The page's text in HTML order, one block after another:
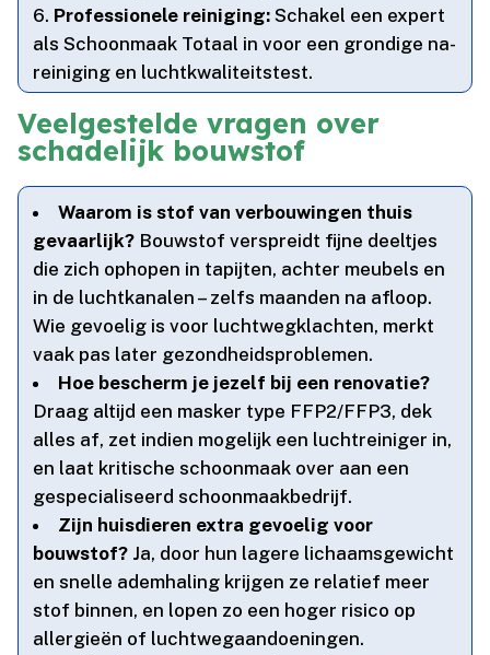
Professionele reiniging: Schakel een expert
als Schoonmaak Totaal in voor een grondige na-
reiniging en luchtkwaliteitstest.​
Veelgestelde vragen over
schadelijk bouwstof
Waarom is stof van verbouwingen thuis
gevaarlijk? Bouwstof verspreidt fijne deeltjes
die zich ophopen in tapijten, achter meubels en
in de luchtkanalen – zelfs maanden na afloop.​
Wie gevoelig is voor luchtwegklachten, merkt
vaak pas later gezondheidsproblemen.​
Hoe bescherm je jezelf bij een renovatie?
Draag altijd een masker type FFP2/FFP3, dek
alles af, zet indien mogelijk een luchtreiniger in,
en laat kritische schoonmaak over aan een
gespecialiseerd schoonmaakbedrijf.​
Zijn huisdieren extra gevoelig voor
bouwstof? Ja, door hun lagere lichaamsgewicht
en snelle ademhaling krijgen ze relatief meer
stof binnen, en lopen zo een hoger risico op
allergieën of luchtwegaandoeningen.​